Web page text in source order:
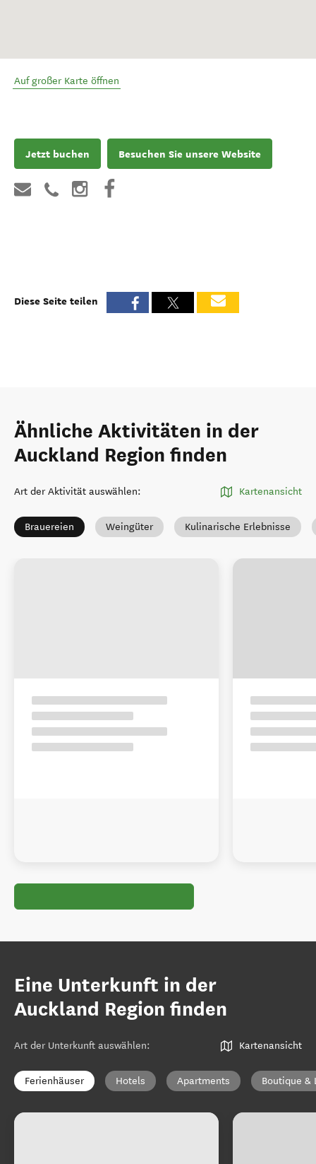
Auf großer Karte öffnen
Jetzt buchen Besuchen Sie unsere Website
Diese Seite teilen
Ähnliche Aktivitäten in der
Auckland Region finden
Art der Aktivität auswählen: Kartenansicht
Brauereien Weingüter Kulinarische Erlebnisse
Eine Unterkunft in der
Auckland Region finden
Art der Unterkunft auswählen: Kartenansicht
Ferienhäuser Hotels Apartments Boutique &